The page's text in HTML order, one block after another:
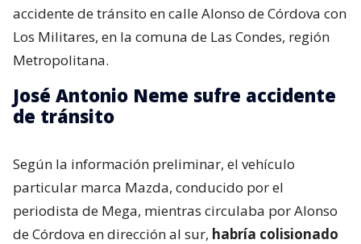
accidente de tránsito en calle Alonso de Córdova con
Los Militares, en la comuna de Las Condes, región
Metropolitana.
José Antonio Neme sufre accidente
de tránsito
Según la información preliminar, el vehículo
particular marca Mazda, conducido por el
periodista de Mega, mientras circulaba por Alonso
de Córdova en dirección al sur, habría colisionado